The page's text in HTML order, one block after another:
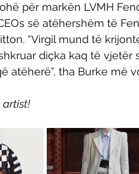
për markën LVMH
së atëhershëm të
“Virgil mund të
diçka kaq të vjetër
atëherë”, tha Burke më
artist!